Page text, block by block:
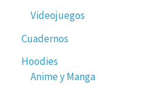
Videojuegos
Cuadernos
Hoodies
Anime y Manga